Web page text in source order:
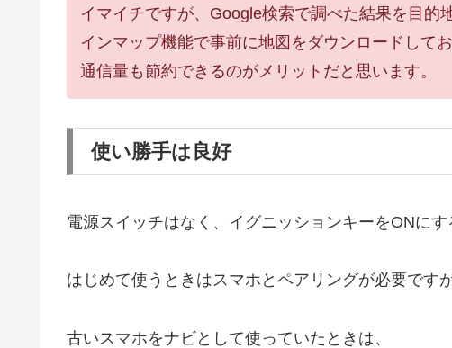
イマイチですが、Google検索で調べた結果を目的
インマップ機能で事前に地図をダウンロードして
通信量も節約できるのがメリットだと思います。
使い勝手は良好
電源スイッチはなく、イグニッションキーをONに
はじめて使うときはスマホとペアリングが必要です
古いスマホをナビとして使っていたときは、